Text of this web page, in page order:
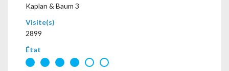
Kaplan & Baum 3
Visite(s)
2899
État